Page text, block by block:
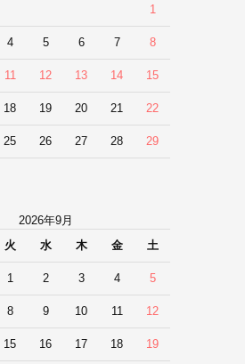
1
4 5 6 7 8
11 12 13 14 15
18 19 20 21 22
25 26 27 28 29
2026年9月
火 水 木 金 土
1 2 3 4 5
8 9 10 11 12
15 16 17 18 19